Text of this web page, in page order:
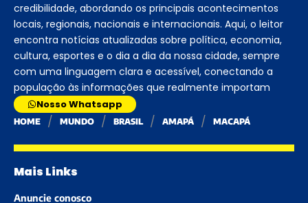
credibilidade, abordando os principais acontecimentos
locais, regionais, nacionais e internacionais. Aqui, o leitor
encontra notícias atualizadas sobre política, economia,
cultura, esportes e o dia a dia da nossa cidade, sempre
com uma linguagem clara e acessível, conectando a
população às informações que realmente importam
Nosso Whatsapp
HOME MUNDO BRASIL AMAPÁ MACAPÁ
Mais Links
Anuncie conosco